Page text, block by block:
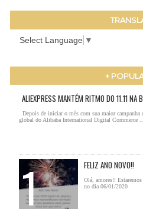
Select Language ▼
+
ALIEXPRESS MANTÉM RITMO DO 11.11
Depois de iniciar o mês com sua maior
global do Alibaba International Digital Commerce ...
FELIZ ANO NOVO!!
Olá, amores!!
no dia 06/01/2020